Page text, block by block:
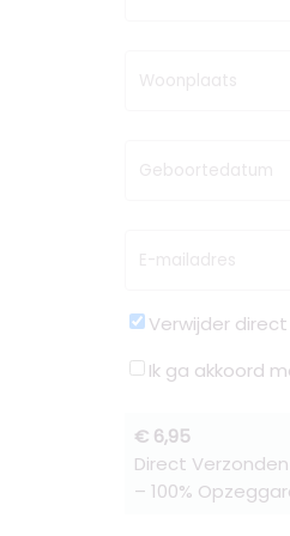
Woonplaats
Geboortedatum
E-mailadres
Verwijder
Ik ga akkoord
€ 6,95
Direct
– 100%